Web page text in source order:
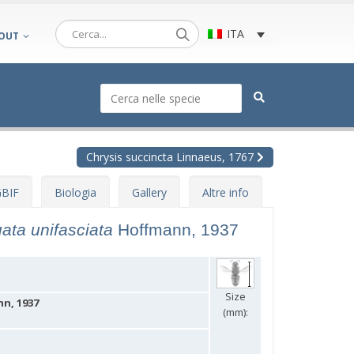
ITA
Chrysis succincta Linnaeus, 1767
Biologia Gallery Altre info
unifasciata Hoffmann, 1937
Size
(mm):
1937